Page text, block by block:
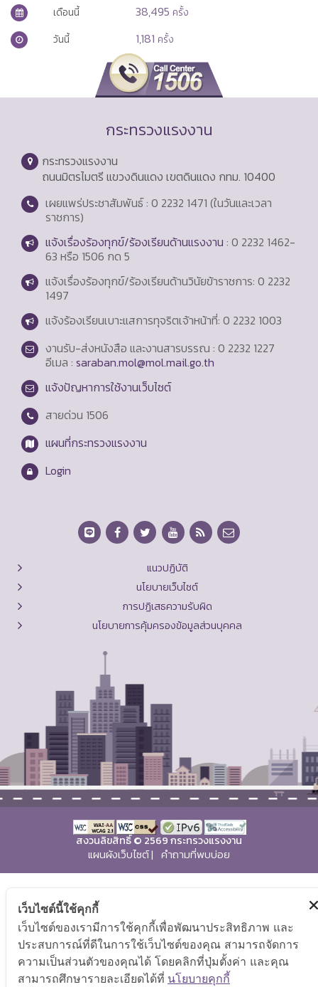
เดือนนี้
38,495 ครั้ง
วันนี้
1,181 ครั้ง
กระทรวงแรงงาน
กระทรวงแรงงาน
ถนนมิตรไมตรี แขวงดินแดง เขตดินแดง กทม. 10400
เผยแพร่ประชาสัมพันธ์ : 0 2232 1471 (ในวันและเวลา
ราชการ)
แจ้งเรื่องร้องทุกข์/ร้องเรียนด้านแรงงาน : 0 2232 1462-
63 หรือ 1506 กด 5
แจ้งเรื่องร้องทุกข์/ร้องเรียนด้านวินัยข้าราชการ: 0 2232
1497
แจ้งร้องเรียนเบาะแสการทุจริตเจ้าหน้าที่: 0 2232 1003
งานรับ-ส่งหนังสือ และงานสารบรรณ : 0 2232 1227
อีเมล : saraban.mol@mol.mail.go.th
แจ้งปัญหาการใช้งานเว็บไซต์
สายด่วน 1506
แผนที่กระทรวงแรงงาน
Login
แนวปฏิบัติ
นโยบายเว็บไซต์
การปฏิเสธความรับผิด
นโยบายการคุ้มครองข้อมูลส่วนบุคคล
สงวนลิขสิทธิ์ © 2569 กระทรวงแรงงาน
แผนผังเว็บไซต์| คำถามที่พบบ่อย
เว็บไซต์นี้ใช้คุกกี้
เว็บไซต์ของเรามีการใช้คุกกี้เพื่อพัฒนาประสิทธิภาพ และ
ประสบการณ์ที่ดีในการใช้เว็บไซต์ของคุณ สามารถจัดการ
ความเป็นส่วนตัวของคุณได้ โดยคลิกที่ปุ่มตั้งค่า และคุณ
สามารถศึกษารายละเอียดได้ที่ นโยบายคุกกี้